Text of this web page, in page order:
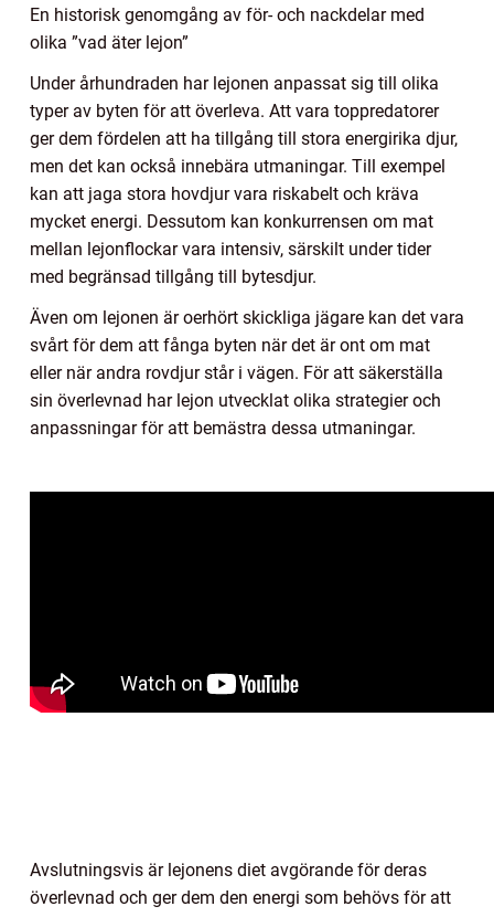
En historisk genomgång av för- och nackdelar med
olika ”vad äter lejon”
Under århundraden har lejonen anpassat sig till olika
typer av byten för att överleva. Att vara toppredatorer
ger dem fördelen att ha tillgång till stora energirika djur,
men det kan också innebära utmaningar. Till exempel
kan att jaga stora hovdjur vara riskabelt och kräva
mycket energi. Dessutom kan konkurrensen om mat
mellan lejonflockar vara intensiv, särskilt under tider
med begränsad tillgång till bytesdjur.
Även om lejonen är oerhört skickliga jägare kan det vara
svårt för dem att fånga byten när det är ont om mat
eller när andra rovdjur står i vägen. För att säkerställa
sin överlevnad har lejon utvecklat olika strategier och
anpassningar för att bemästra dessa utmaningar.
Avslutningsvis är lejonens diet avgörande för deras
överlevnad och ger dem den energi som behövs för att